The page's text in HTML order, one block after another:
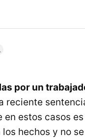
por un
reciente
estos casos
hechos y no